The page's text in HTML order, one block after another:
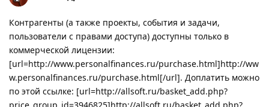
Контрагенты (а также проекты, события и задачи,
пользователи с правами доступа) доступны только в
коммерческой лицензии:
[url=http://www.personalfinances.ru/purchase.html]http://ww
w.personalfinances.ru/purchase.html[/url]. Доплатить можно
по этой ссылке: [url=http://allsoft.ru/basket_add.php?